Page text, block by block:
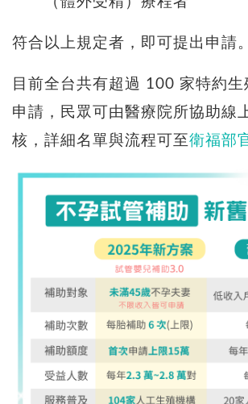
符合以上規定者，即可提出申請。
目前全台共有超過 100 家特約生
申請，民眾可由醫療院所協助線
核，詳細名單與流程可至 衛福部